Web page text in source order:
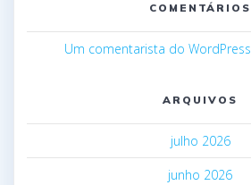
COMENTÁRIOS
Um comentarista do WordPress
ARQUIVOS
julho 2026
junho 2026